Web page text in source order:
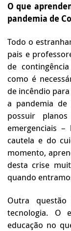
O que
pandemia de
Todo o
pais e
de
como é
de incêndio
a pandemia de
possuir
emergenciais
cautela e do
momento,
desta crise
quando
Outra
tecnologia. O
educação no